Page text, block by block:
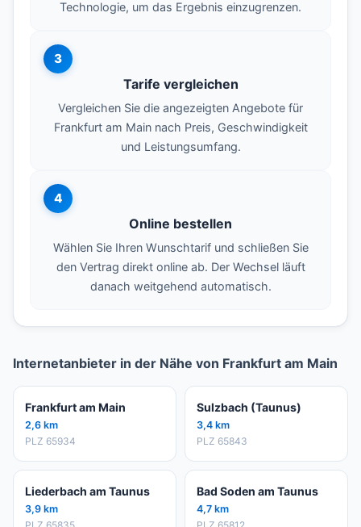
Technologie, um das Ergebnis einzugrenzen.
3
Tarife vergleichen
Vergleichen Sie die angezeigten Angebote für
Frankfurt am Main nach Preis, Geschwindigkeit
und Leistungsumfang.
4
Online bestellen
Wählen Sie Ihren Wunschtarif und schließen Sie
den Vertrag direkt online ab. Der Wechsel läuft
danach weitgehend automatisch.
Internetanbieter in der Nähe von Frankfurt am Main
Frankfurt am Main
2,6 km
PLZ 65934
Sulzbach (Taunus)
3,4 km
PLZ 65843
Liederbach am Taunus
3,9 km
Bad Soden am Taunus
4,7 km